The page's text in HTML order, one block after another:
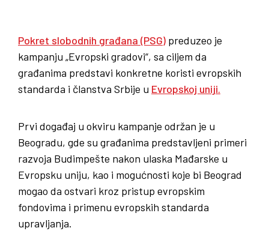
Pokret slobodnih građana (PSG) preduzeo je
kampanju „Evropski gradovi“, sa ciljem da
građanima predstavi konkretne koristi evropskih
standarda i članstva Srbije u Evropskoj uniji.
Prvi događaj u okviru kampanje održan je u
Beogradu, gde su građanima predstavljeni primeri
razvoja Budimpešte nakon ulaska Mađarske u
Evropsku uniju, kao i mogućnosti koje bi Beograd
mogao da ostvari kroz pristup evropskim
fondovima i primenu evropskih standarda
upravljanja.